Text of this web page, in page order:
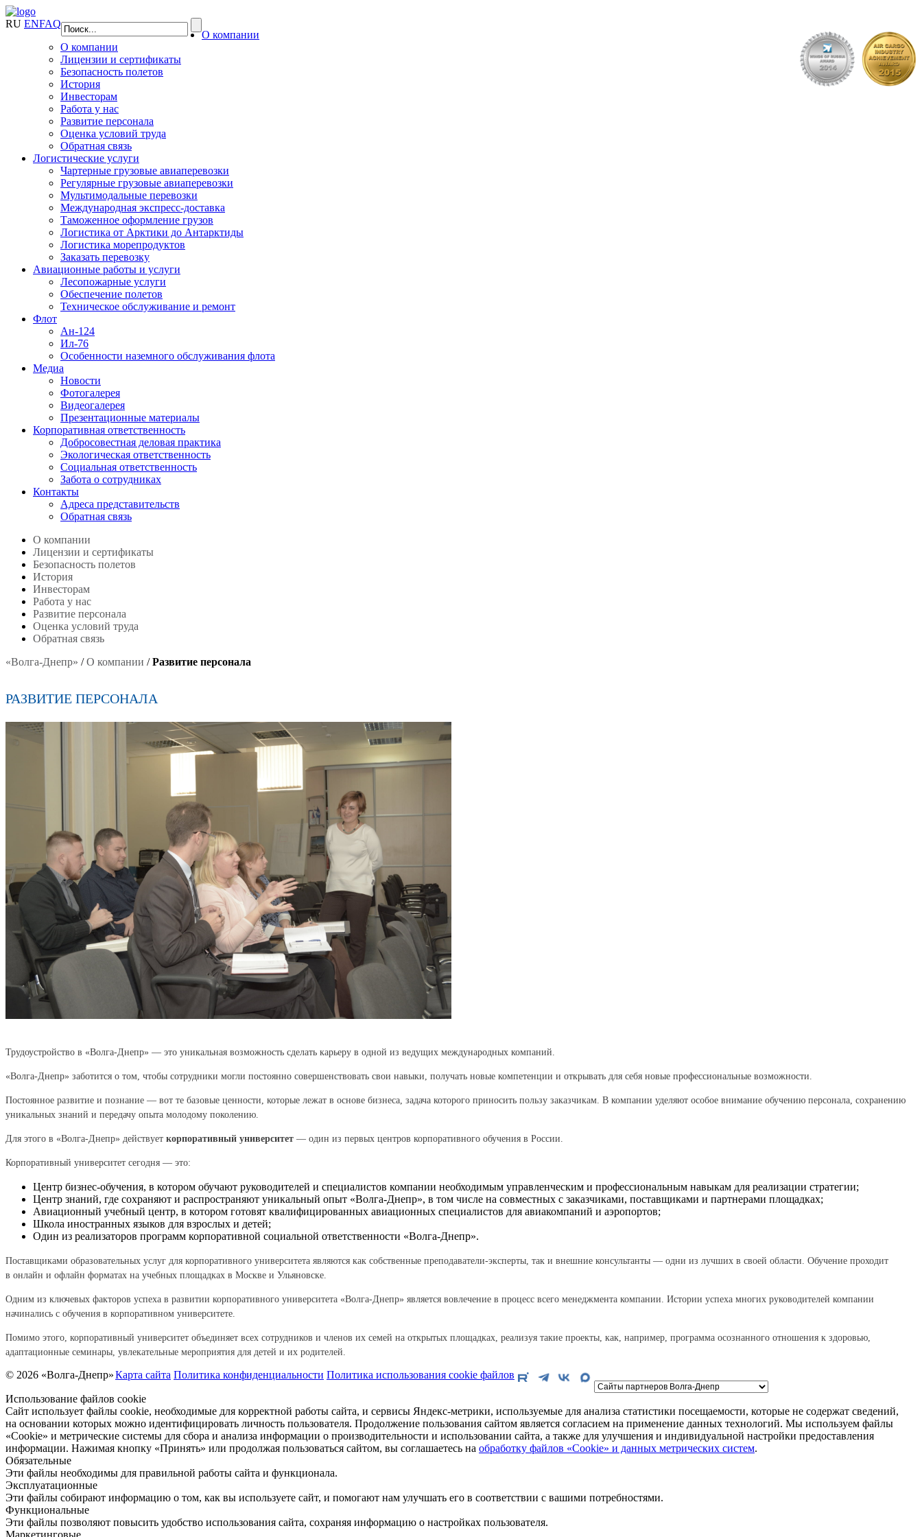
RU ENFAQ
О компании
О компании
Лицензии и сертификаты
Безопасность полетов
История
Инвесторам
Работа у нас
Развитие персонала
Оценка условий труда
Обратная связь
Логистические услуги
Чартерные грузовые авиаперевозки
Регулярные грузовые авиаперевозки
Мультимодальные перевозки
Международная экспресс-доставка
Таможенное оформление грузов
Логистика от Арктики до Антарктиды
Логистика морепродуктов
Заказать перевозку
Авиационные работы и услуги
Лесопожарные услуги
Обеспечение полетов
Техническое обслуживание и ремонт
Флот
Ан-124
Ил-76
Особенности наземного обслуживания флота
Медиа
Новости
Фотогалерея
Видеогалерея
Презентационные материалы
Корпоративная ответственность
Добросовестная деловая практика
Экологическая ответственность
Социальная ответственность
Забота о сотрудниках
Контакты
Адреса представительств
Обратная связь
О компании
Лицензии и сертификаты
Безопасность полетов
История
Инвесторам
Работа у нас
Развитие персонала
Оценка условий труда
Обратная связь
«Волга-Днепр» /О компании /Развитие персонала
РАЗВИТИЕ ПЕРСОНАЛА
Трудоустройство в «Волга-Днепр» — это уникальная возможность сделать карьеру в одной из ведущих международных компаний.
«Волга-Днепр» заботится о том, чтобы сотрудники могли постоянно совершенствовать свои навыки, получать новые компетенции и открывать для себя новые профессиональные возможности.
Постоянное развитие и познание — вот те базовые ценности, которые лежат в основе бизнеса, задача которого приносить пользу заказчикам. В компании уделяют особое внимание обучению персонала, сохранению
уникальных знаний и передачу опыта молодому поколению.
Для этого в «Волга-Днепр» действует корпоративный университет — один из первых центров корпоративного обучения в России.
Корпоративный университет сегодня — это:
Центр бизнес-обучения, в котором обучают руководителей и специалистов компании необходимым управленческим и профессиональным навыкам для реализации стратегии;
Центр знаний, где сохраняют и распространяют уникальный опыт «Волга-Днепр», в том числе на совместных с заказчиками, поставщиками и партнерами площадках;
Авиационный учебный центр, в котором готовят квалифицированных авиационных специалистов для авиакомпаний и аэропортов;
Школа иностранных языков для взрослых и детей;
Один из реализаторов программ корпоративной социальной ответственности «Волга-Днепр».
Поставщиками образовательных услуг для корпоративного университета являются как собственные преподаватели-эксперты, так и внешние консультанты — одни из лучших в своей области. Обучение проходит
в онлайн и офлайн форматах на учебных площадках в Москве и Ульяновске.
Одним из ключевых факторов успеха в развитии корпоративного университета «Волга-Днепр» является вовлечение в процесс всего менеджмента компании. Истории успеха многих руководителей компании
начинались с обучения в корпоративном университете.
Помимо этого, корпоративный университет объединяет всех сотрудников и членов их семей на открытых площадках, реализуя такие проекты, как, например, программа осознанного отношения к здоровью,
адаптационные семинары, увлекательные мероприятия для детей и их родителей.
© 2026 «Волга-Днепр»Карта сайта Политика конфиденциальности Политика использования cookie файлов
Использование файлов cookie
Сайт использует файлы cookie, необходимые для корректной работы сайта, и сервисы Яндекс-метрики, используемые для анализа статистики посещаемости, которые не содержат сведений,
на основании которых можно идентифицировать личность пользователя. Продолжение пользования сайтом является согласием на применение данных технологий. Мы используем файлы
«Cookie» и метрические системы для сбора и анализа информации о производительности и использовании сайта, а также для улучшения и индивидуальной настройки предоставления
информации. Нажимая кнопку «Принять» или продолжая пользоваться сайтом, вы соглашаетесь на обработку файлов «Cookie» и данных метрических систем.
Обязательные
Эти файлы необходимы для правильной работы сайта и функционала.
Эксплуатационные
Эти файлы собирают информацию о том, как вы используете сайт, и помогают нам улучшать его в соответствии с вашими потребностями.
Функциональные
Эти файлы позволяют повысить удобство использования сайта, сохраняя информацию о настройках пользователя.